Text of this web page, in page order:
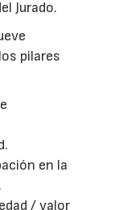
Jurado.
pilares
en la
/ valor